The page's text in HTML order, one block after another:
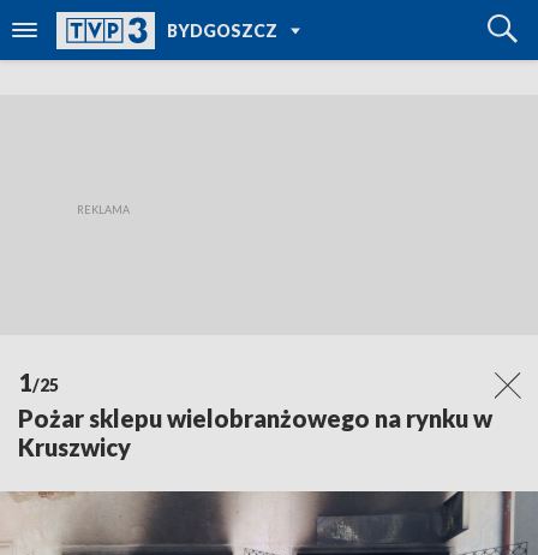
BYDGOSZCZ
TVP REGIONY
1/25
Pożar sklepu wielobranżowego na rynku w
Kruszwicy